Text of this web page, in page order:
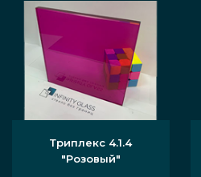
Триплекс 4.1.4
"Розовый"